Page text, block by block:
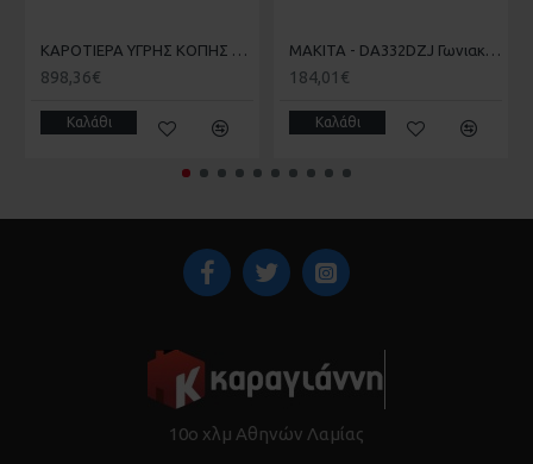
KΑΡΟΤΙΕΡΑ ΥΓΡΗΣ ΚΟΠΗΣ ΧΩΡΙΣ ΒΑΣΗ ΑΝΑΡΤΗΣΗΣ MAKITA DBM131
898,36€
Καλάθι
MAKITA - DA332DZJ Γωνιακό Δραπανοκατσάβιδο 10.8V σε Makpac (Solo) (#DA332DZJ)
184,01€
Καλάθι
10ο χλμ Αθηνών Λαμίας